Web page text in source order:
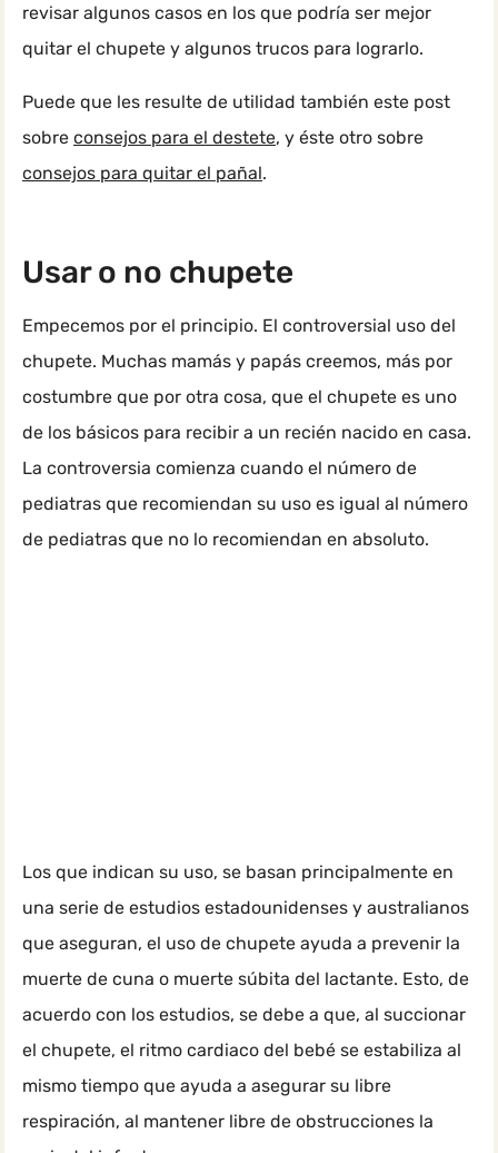
revisar algunos casos en los que podría ser mejor
quitar el chupete y algunos trucos para lograrlo.
Puede que les resulte de utilidad también este post
sobre consejos para el destete, y éste otro sobre
consejos para quitar el pañal.
Usar o no chupete
Empecemos por el principio. El controversial uso del
chupete. Muchas mamás y papás creemos, más por
costumbre que por otra cosa, que el chupete es uno
de los básicos para recibir a un recién nacido en casa.
La controversia comienza cuando el número de
pediatras que recomiendan su uso es igual al número
de pediatras que no lo recomiendan en absoluto.
Los que indican su uso, se basan principalmente en
una serie de estudios estadounidenses y australianos
que aseguran, el uso de chupete ayuda a prevenir la
muerte de cuna o muerte súbita del lactante. Esto, de
acuerdo con los estudios, se debe a que, al succionar
el chupete, el ritmo cardiaco del bebé se estabiliza al
mismo tiempo que ayuda a asegurar su libre
respiración, al mantener libre de obstrucciones la